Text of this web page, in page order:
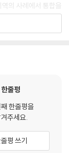
의 사례에서 통합을
책이다
접촉지대에 주목
, 좀 더 적극적으로
마음통합의 새로
를 생각하다』에서
방안으로 연결짓고
한줄평
한줄평을
주세요.
평 쓰기